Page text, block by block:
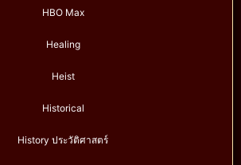
HBO Max
Healing
Heist
Historical
History ประวัติศาสตร์